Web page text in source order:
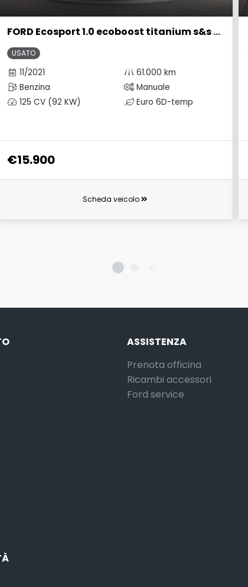
FORD Ecosport 1.0 ecoboost titanium s&s 125cv my20.25
USATO
11/2021
61.000 km
Benzina
Manuale
125 CV (92 KW)
Euro 6D-temp
€15.900
Scheda veicolo
ASSISTENZA
Prenota officina
Ricambi accessori
Ford service